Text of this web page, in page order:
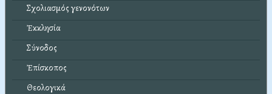
Σχολιασμός γενονότων
Ἐκκλησία
Σύνοδος
Ἐπίσκοπος
Θεολογικά